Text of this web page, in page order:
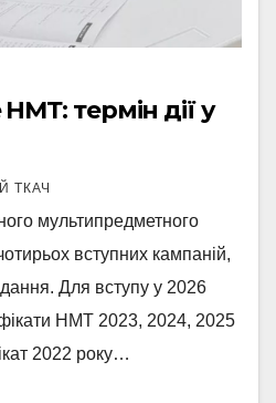
термін дії у
ТКАЧ
мультипредметного
вступних кампаній,
Для вступу у 2026
НМТ 2023, 2024, 2025
2022 року…